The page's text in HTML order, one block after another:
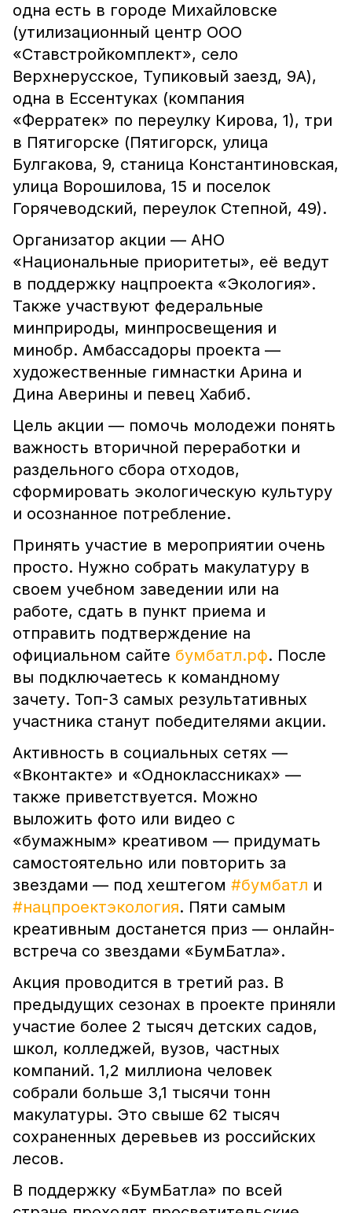
одна есть в городе Михайловске
(утилизационный центр ООО
«Ставстройкомплект», село
Верхнерусское, Тупиковый заезд, 9А),
одна в Ессентуках (компания
«Ферратек» по переулку Кирова, 1), три
в Пятигорске (Пятигорск, улица
Булгакова, 9, станица Константиновская,
улица Ворошилова, 15 и поселок
Горячеводский, переулок Степной, 49).
Организатор акции — АНО
«Национальные приоритеты», её ведут
в поддержку нацпроекта «Экология».
Также участвуют федеральные
минприроды, минпросвещения и
минобр. Амбассадоры проекта —
художественные гимнастки Арина и
Дина Аверины и певец Хабиб.
Цель акции — помочь молодежи понять
важность вторичной переработки и
раздельного сбора отходов,
сформировать экологическую культуру
и осознанное потребление.
Принять участие в мероприятии очень
просто. Нужно собрать макулатуру в
своем учебном заведении или на
работе, сдать в пункт приема и
отправить подтверждение на
официальном сайте бумбатл.рф. После
вы подключаетесь к командному
зачету. Топ-3 самых результативных
участника станут победителями акции.
Активность в социальных сетях —
«Вконтакте» и «Одноклассниках» —
также приветствуется. Можно
выложить фото или видео с
«бумажным» креативом — придумать
самостоятельно или повторить за
звездами — под хештегом #бумбатл и
#нацпроектэкология. Пяти самым
креативным достанется приз — онлайн-
встреча со звездами «БумБатла».
Акция проводится в третий раз. В
предыдущих сезонах в проекте приняли
участие более 2 тысяч детских садов,
школ, колледжей, вузов, частных
компаний. 1,2 миллиона человек
собрали больше 3,1 тысячи тонн
макулатуры. Это свыше 62 тысяч
сохраненных деревьев из российских
лесов.
В поддержку «БумБатла» по всей